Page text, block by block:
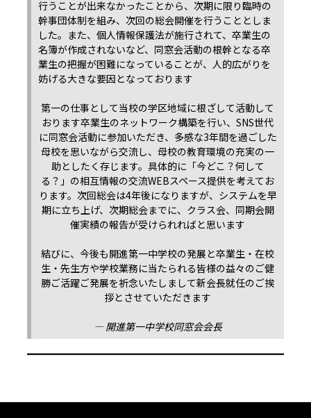
行うことが出来なかったことから、次期に限り臨時の
幹事団体制を組み、次回の総会開催を行うこととしま
した。また、個人情報保護法が施行されて、卒業生の
名簿が作成されないなど、同窓会活動の根幹となる卒
業生の把握が困難になっていることが、人的広がりを
妨げる大きな要因となっております
第一の仕事として当校の学区地域に根ざして活動して
おります卒業生のネットワーク構築を行い、SNS世代
に同窓会活動に参加いただき、多感な3年間を過ごした
母校を思いながら交流し、母校の教育環境の充実の一
助としたく存じます。具体的に「今どこ？何して
る？」の相互情報の交流WEBスペース提供を考えてお
ります。次回総会は4年後になりますが、システムを早
期に立ち上げ、次期総会までに、クラス会、同期会開
催実績の報告が受けられればと思います
結びに、今後も開進第一中学校の発展と卒業生・在校
生・先生方や学校業務に当たられる皆様の益々のご健
勝ご活躍ご発展を祈念いたしまして新会長就任のご挨
拶とさせていただきます
—開進第一中学校同窓会会長